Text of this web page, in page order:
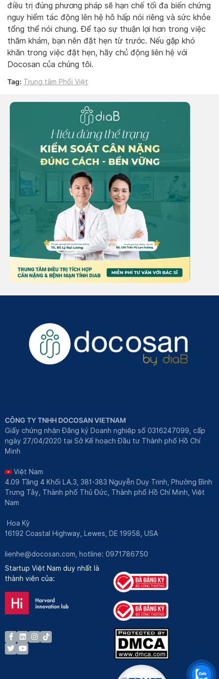
điều trị đúng phương pháp sẽ hạn chế tối đa biến chứng
nguy hiểm tác động lên hệ hô hấp nói riêng và sức khỏe
tổng thể nói chung. Để tạo sự thuận lợi hơn trong việc
thăm khám, bạn nên đặt hẹn từ trước. Nếu gặp khó
khăn trong việc đặt hẹn, hãy chủ động liên hệ với
Docosan của chúng tôi.
Tag: Trung tâm Phổi Việt
CÔNG TY TNHH DOCOSAN VIETNAM
Giấy chứng nhận Đăng ký Doanh nghiệp số 0316247099, cấp
ngày 27/04/2020 tại Sở Kế hoạch Đầu tư Thành phố Hồ Chí
Minh
Việt Nam
4.09 Tầng 4 Khối LA.3, 381-383 Nguyễn Duy Trinh, Phường Bình
Trưng Tây, Thành phố Thủ Đức, Thành phố Hồ Chí Minh, Việt
Nam
Hoa Kỳ
16192 Coastal Highway, Lewes, DE 19958, USA
lienhe@docosan.com, hotline: 0971786750
Startup Việt Nam duy nhất là
thành viên của: